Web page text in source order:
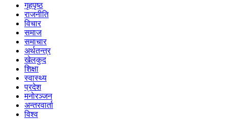
गृहपृष्‍ठ
राजनीति
विचार
समाज
समाचार
अर्थतन्त्र
खेलकुद
शिक्षा
स्वास्थ्य
प्रदेश
मनाेरञ्जन
अन्तरवार्ता
विश्व